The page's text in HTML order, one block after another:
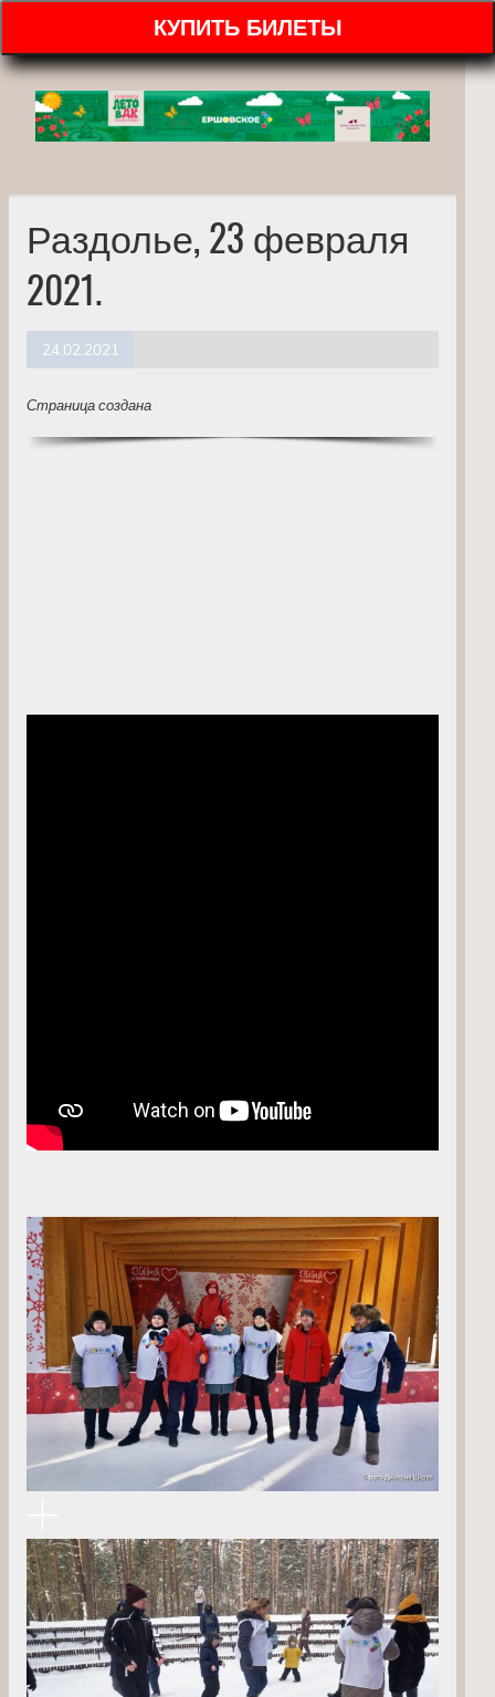
КУПИТЬ БИЛЕТЫ
Раздолье, 23 февраля
2021.
24.02.2021
Страница создана